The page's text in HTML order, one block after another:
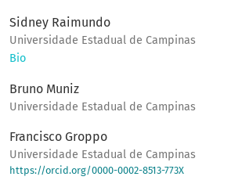
Sidney Raimundo
Universidade Estadual de Campinas
Bio
Bruno Muniz
Universidade Estadual de Campinas
Francisco Groppo
Universidade Estadual de Campinas
https://orcid.org/0000-0002-8513-773X